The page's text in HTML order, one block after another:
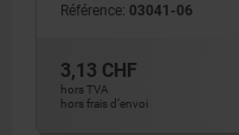
Référence: 03041-06
3,13 CHF
hors TVA
hors frais d’envoi